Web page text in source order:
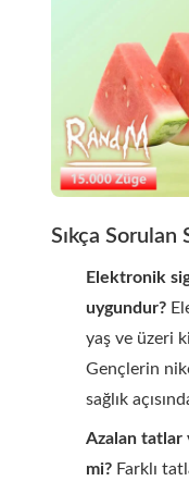
Sıkça Sorulan
Elektronik
uygundur?
yaş ve üzeri
Gençlerin
sağlık
Azalan tatlar
mi? Farklı